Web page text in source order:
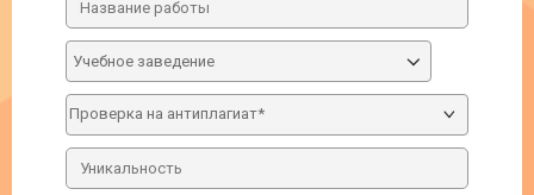
Учебное заведение